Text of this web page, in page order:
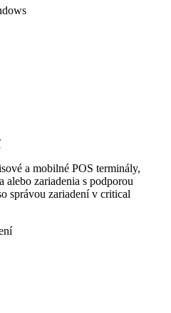
a mobilné POS terminály,
alebo zariadenia s podporou
správou zariadení v critical